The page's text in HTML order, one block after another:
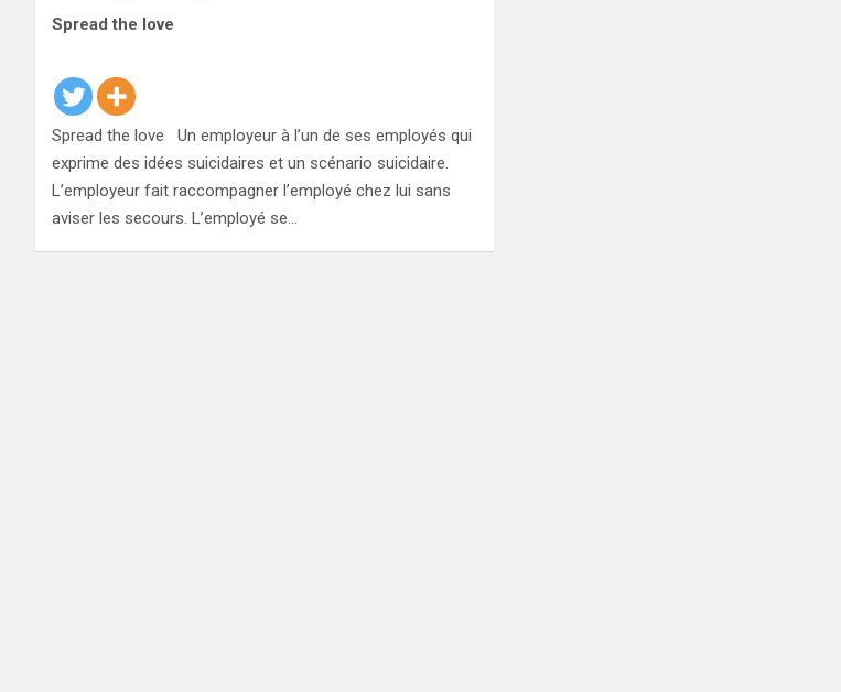
Spread the love
Spread the love Un employeur à l’un de ses employés qui
exprime des idées suicidaires et un scénario suicidaire.
L’employeur fait raccompagner l’employé chez lui sans
aviser les secours. L’employé se…